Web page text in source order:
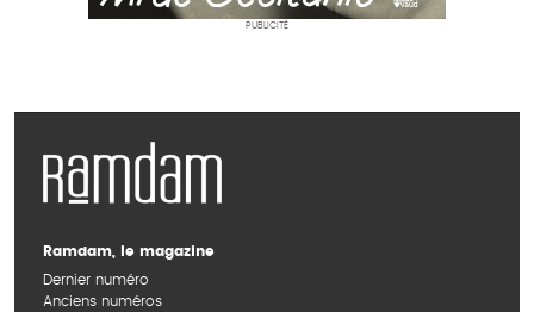
PUBLICITÉ
Ramdam, le magazine
Dernier numéro
Anciens numéros